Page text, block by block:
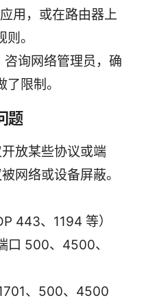
用，或在路由器上
。
询网络管理员，确
限制。
题
放某些协议或端
网络或设备屏蔽。
443、1194 等）
口 500、4500、
、500、4500